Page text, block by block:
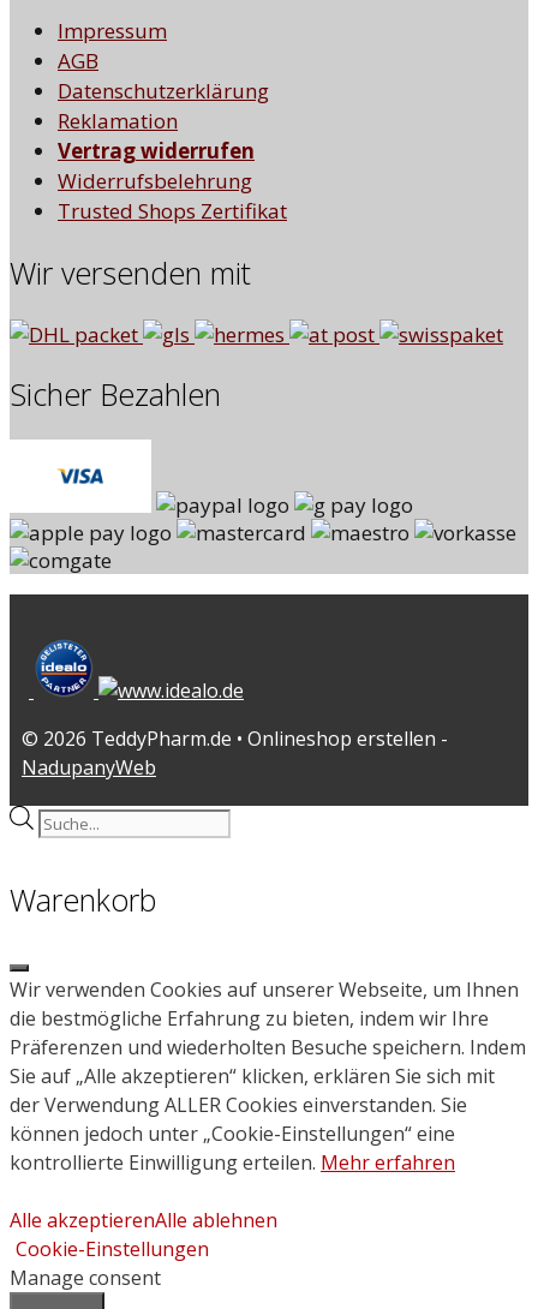
Impressum
AGB
Datenschutzerklärung
Reklamation
Vertrag widerrufen
Widerrufsbelehrung
Trusted Shops Zertifikat
Wir versenden mit
Sicher Bezahlen
© 2026 TeddyPharm.de • Onlineshop erstellen -
NadupanyWeb
Products
Warenkorb
Close
Wir verwenden Cookies auf unserer Webseite, um Ihnen
die bestmögliche Erfahrung zu bieten, indem wir Ihre
Präferenzen und wiederholten Besuche speichern. Indem
Sie auf „Alle akzeptieren“ klicken, erklären Sie sich mit
der Verwendung ALLER Cookies einverstanden. Sie
können jedoch unter „Cookie-Einstellungen“ eine
kontrollierte Einwilligung erteilen. Mehr erfahren
Alle akzeptierenAlle ablehnen
Cookie-Einstellungen
Manage consent